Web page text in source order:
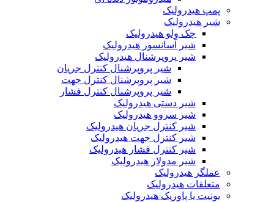
پمپ هیدرولیک
شیر هیدرولیک
چک ولو هیدرولیک
شیر آسانسور هیدرولیک
شیر پروپرشنال هیدرولیک
شیر پروپرشنال کنترل جریان
شیر پروپرشنال کنترل جهت
شیر پروپرشنال کنترل فشار
شیر دستی هیدرولیک
شیر سروو هیدرولیک
شیر کنترل جریان هیدرولیک
شیر کنترل جهت هیدرولیک
شیر کنترل فشار هیدرولیک
شیر مدولار هیدرولیک
عملگر هیدرولیک
متعلقات هیدرولیک
یونیت یا پاورپک هیدرولیک